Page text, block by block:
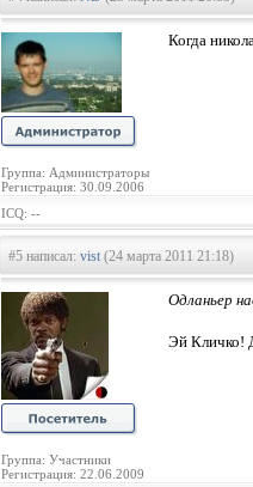
Группа: Администраторы
Регистрация: 30.09.2006
Когда
ICQ: --
#5 написал: vist(24 марта 2011 21:18)
Группа: Участники
Регистрация: 22.06.2009
Одланьер
Эй Кличко!